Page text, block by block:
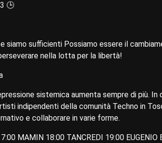
🕒
sufficienti Possiamo essere il
nella lotta per la libertà!
sistemica aumenta sempre di più.
indipendenti della comunità Techno in
e collaborare in varie forme.
MAMIN 18:00 TANCREDI 19:00 EUGENIO